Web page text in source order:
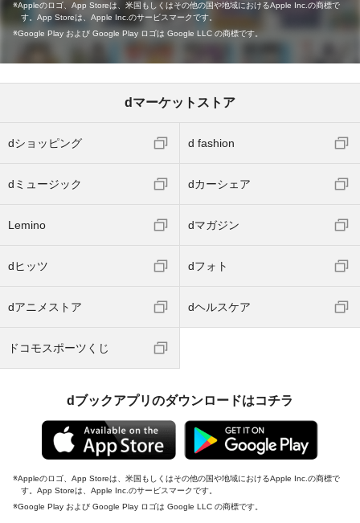
Appleのロゴ、App Storeは、米国もしくはその他の国や地域におけるApple Inc.の商標で
す。App Storeは、Apple Inc.のサービスマークです。
Google Play および Google Play ロゴは Google LLC の商標です。
dマーケットストア
dショッピング d fashion
dミュージック dカーシェア
Lemino dマガジン
dヒッツ dフォト
dアニメストア dヘルスケア
ドコモスポーツくじ
dブックアプリのダウンロードはコチラ
Appleのロゴ、App Storeは、米国もしくはその他の国や地域におけるApple Inc.の商標で
す。App Storeは、Apple Inc.のサービスマークです。
Google Play および Google Play ロゴは Google LLC の商標です。